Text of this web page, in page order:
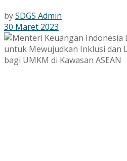
bySDGS Admin
30 Maret 2023